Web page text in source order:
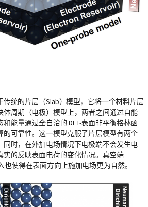
统的片层（Slab）模型，它将一个材料片层
体周期（电极）模型上，两者之间通过自能
能量通过全自洽的 DFT-表面非平衡格林函
的可靠性。这一模型克服了片层模型有两个
同时，在外加电场情况下电极端不会发生电
实的反映表面电荷的变化情况。真空端
也使得在表面方向上施加电场更为自然。